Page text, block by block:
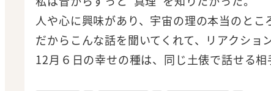
人や心に興味があり、宇宙の理の本当のとこ
だからこんな話を聞いてくれて、リアクショ
12月６日の幸せの種は、同じ土俵で話せる相